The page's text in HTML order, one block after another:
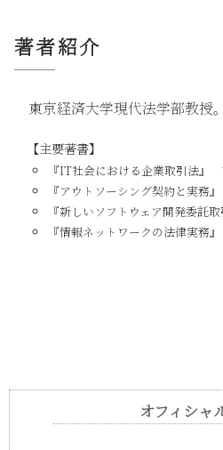
著者紹介
東京経済大学現代法学部教授。
【主要著書】
『IT社会における企業取引法』
『アウトソーシング契約と実務
『新しいソフトウェア開発委託
『情報ネットワークの法律実務
オフィシャ